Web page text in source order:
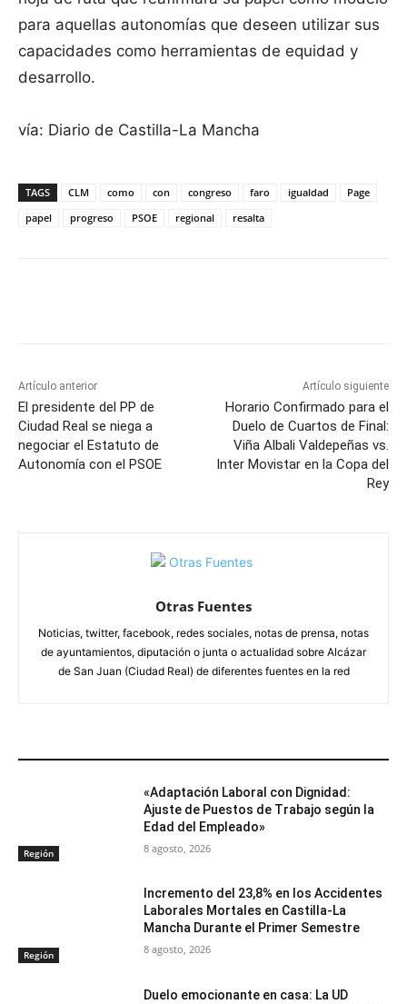
para aquellas autonomías que deseen utilizar sus
capacidades como herramientas de equidad y
desarrollo.
vía: Diario de Castilla-La Mancha
TAGS CLM como con congreso faro igualdad
Page
papel
progreso PSOE regional resalta
Artículo anterior
El presidente del PP de
Ciudad Real se niega a
negociar el Estatuto de
Autonomía con el PSOE
Artículo siguiente
Horario Confirmado para el
Duelo de Cuartos de Final:
Viña Albali Valdepeñas vs.
Inter Movistar en la Copa del
Rey
Otras Fuentes
Noticias, twitter, facebook, redes sociales, notas de prensa, notas
de ayuntamientos, diputación o junta o actualidad sobre Alcázar
de San Juan (Ciudad Real) de diferentes fuentes en la red
Región
«Adaptación Laboral con Dignidad:
Ajuste de Puestos de Trabajo según la
Edad del Empleado»
8 agosto, 2026
Región
Incremento del 23,8% en los Accidentes
Laborales Mortales en Castilla-La
Mancha Durante el Primer Semestre
8 agosto, 2026
Duelo emocionante en casa: La UD